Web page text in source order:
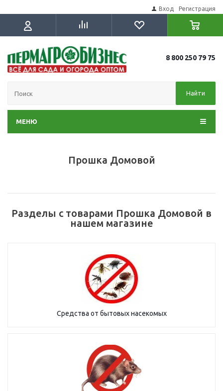
Вход Регистрация
8 800 250 79 75
Найти
МЕНЮ
Прошка Домовой
Разделы с товарами Прошка Домовой в
нашем магазине
Средства от бытовых насекомых